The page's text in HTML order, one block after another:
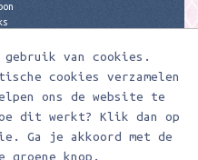
gebruik van cookies.
cookies verzamelen
ons de website te
dit werkt? Klik dan op
Ga je akkoord met de
groene knop.
36